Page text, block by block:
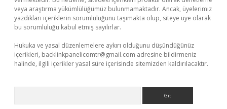
veya araştırma yükümlülüğümüz bulunmamaktadır. Ancak, üyelerimiz
yazdıkları içeriklerin sorumluluğunu taşımakta olup, siteye üye olarak
bu sorumluluğu kabul etmiş sayılırlar.
Hukuka ve yasal düzenlemelere aykırı olduğunu düşündüğünüz
içerikleri, backlinkpanelicomtr@gmail.com adresine bildirmeniz
halinde, ilgili içerikler yasal süre içerisinde sitemizden kaldırılacaktır.